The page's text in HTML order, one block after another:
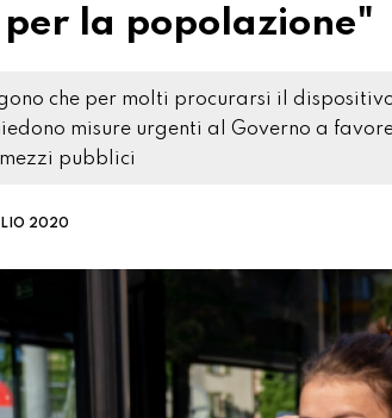
la popolazione"
che per molti procurarsi il
misure urgenti al Governo a
pubblici
2020